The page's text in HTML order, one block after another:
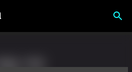
principal